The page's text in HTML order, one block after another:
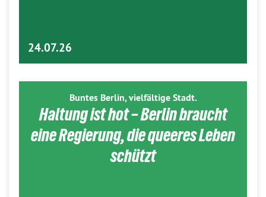
24.07.26
Buntes Berlin, vielfältige Stadt.
Haltung ist hot – Berlin braucht
eine Regierung, die queeres Leben
schützt